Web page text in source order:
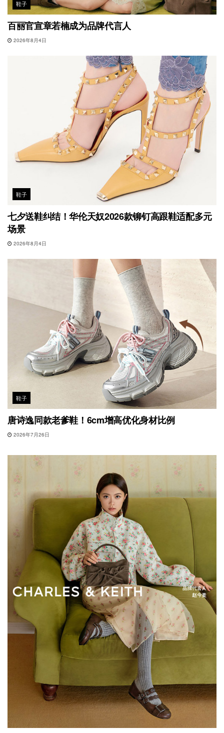
鞋子
百丽官宣章若楠成为品牌代言人
2026年8月4日
鞋子
七夕送鞋纠结！华伦天奴2026款铆钉高跟鞋适配多元
场景
2026年8月4日
鞋子
唐诗逸同款老爹鞋！6cm增高优化身材比例
2026年7月26日